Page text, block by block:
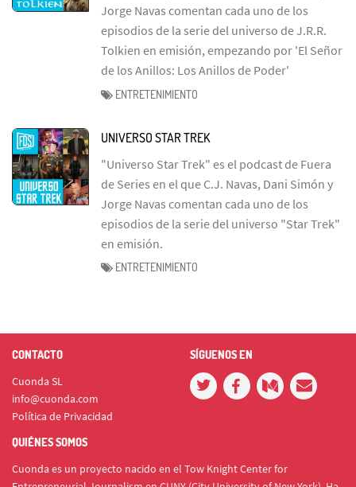
Jorge Navas comentan cada uno de los
episodios de la serie del universo de J.R.R.
Tolkien en emisión, empezando por 'El Señor
de los Anillos: Los Anillos de Poder'
ENTRETENIMIENTO
UNIVERSO STAR TREK
"Universo Star Trek" es el podcast de Fuera
de Series en el que C.J. Navas, Dani Simón y
Jorge Navas comentan cada uno de los
episodios de la serie del universo "Star Trek"
en emisión.
ENTRETENIMIENTO
CONTACTO
Cuonda SL
info@cuonda.com
Política de Privacidad
SÍGUENOS EN
QUIÉNES SOMOS
Cuonda es un proyecto nacido en el Tow Knight Center for